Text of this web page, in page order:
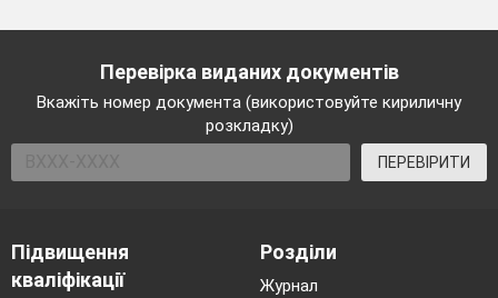
Перевірка виданих документів
Вкажіть номер документа (використовуйте кириличну
розкладку)
ПЕРЕВІРИТИ
Підвищення
кваліфікації
Розділи
Журнал